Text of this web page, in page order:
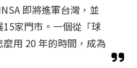
即將進軍台灣，並
家門市。一個從「球
用 20 年的時間，成為